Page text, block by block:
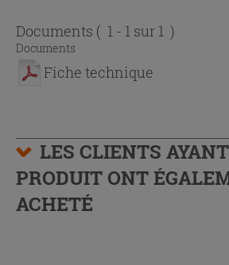
Documents ( 1 - 1 sur 1 )
Documents
Fiche technique
LES CLIENTS
PRODUIT ONT
ACHETÉ